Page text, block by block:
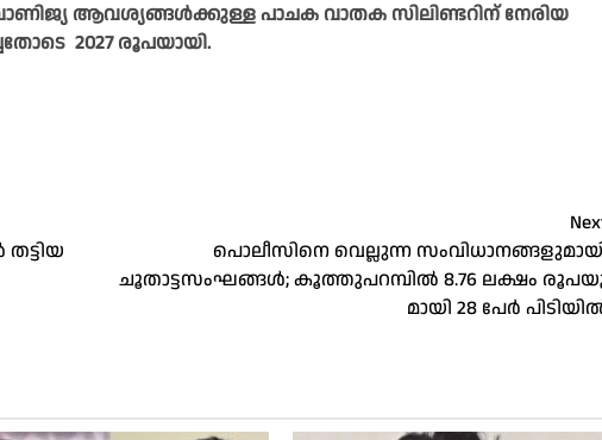
ആവശ്യങ്ങള്‍ക്കുള്ള പാചക വാതക സിലിണ്ടറിന് നേരിയ
2027 രൂപയായി.
പൊലീസിനെ വെല്ലുന്ന
ചൂതാട്ടസംഘങ്ങൾ; കൂ​ത്തു​പ​റമ്പിൽ 8.76 ല​ക്ഷം
മാ​യി 28 പേ​ർ